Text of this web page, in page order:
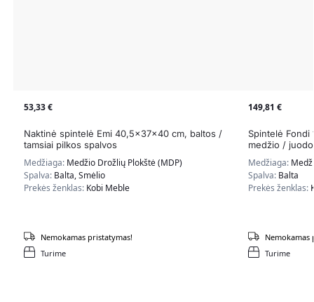
53,33€
Naktinė spintelė Emi 40,5x37x40 cm, baltos /
tamsiai pilkos spalvos
Medžiaga: Medžio Drožlių Plokštė (MDP)
Spalva: Balta, Smėlio
Prekės ženklas: Kobi Meble
Turime
Nemokamas pristatymas!
149,81 €
Spintelė Fondi
medžio /
Medžiaga:
Spalva: Balta
Prekės ženklas:
Turime
Nemokamas